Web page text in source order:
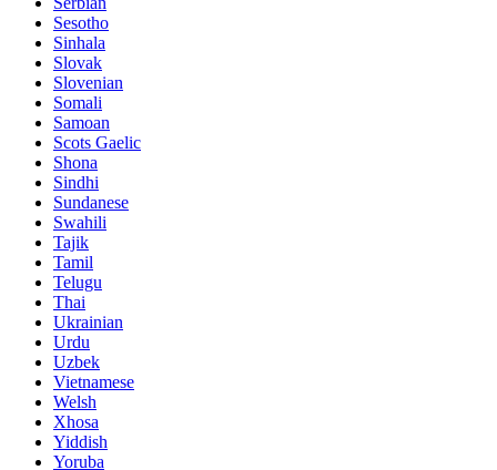
Sesotho
Sinhala
Slovak
Slovenian
Somali
Samoan
Scots Gaelic
Shona
Sindhi
Sundanese
Swahili
Tajik
Tamil
Telugu
Thai
Ukrainian
Urdu
Uzbek
Vietnamese
Welsh
Xhosa
Yiddish
Yoruba